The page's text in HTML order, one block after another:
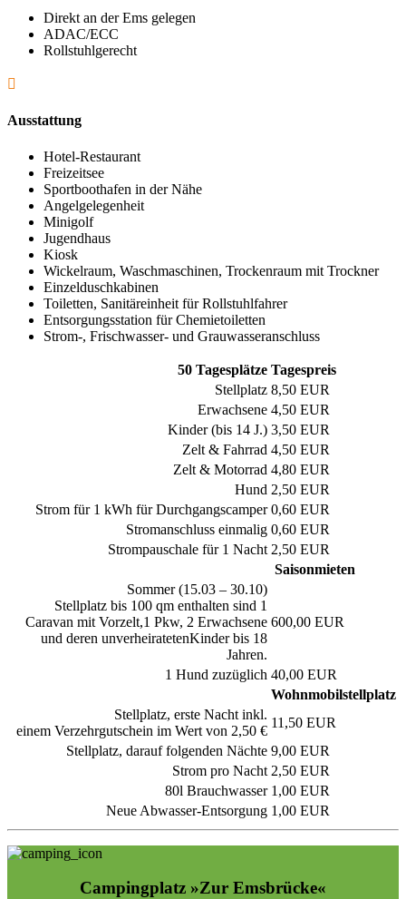
Direkt an der Ems gelegen
ADAC/ECC
Rollstuhlgerecht

Ausstattung
Hotel-Restaurant
Freizeitsee
Sportboothafen in der Nähe
Angelgelegenheit
Minigolf
Jugendhaus
Kiosk
Wickelraum, Waschmaschinen, Trockenraum mit Trockner
Einzelduschkabinen
Toiletten, Sanitäreinheit für Rollstuhlfahrer
Entsorgungsstation für Chemietoiletten
Strom-, Frischwasser- und Grauwasseranschluss
50 Tagesplätze Tagespreis
Stellplatz 8,50 EUR
Erwachsene 4,50 EUR
Kinder (bis 14 J.) 3,50 EUR
Zelt & Fahrrad 4,50 EUR
Zelt & Motorrad 4,80 EUR
Hund 2,50 EUR
Strom für 1 kWh für Durchgangscamper 0,60 EUR
Stromanschluss einmalig 0,60 EUR
Strompauschale für 1 Nacht 2,50 EUR
Saisonmieten
Sommer (15.03 – 30.10)
Stellplatz bis 100 qm enthalten sind 1
Caravan mit Vorzelt,1 Pkw, 2 Erwachsene
und deren unverheiratetenKinder bis 18
Jahren.
600,00 EUR
1 Hund zuzüglich 40,00 EUR
Wohnmobilstellplatz
Stellplatz, erste Nacht inkl.
einem Verzehrgutschein im Wert von 2,50 €
11,50 EUR
Stellplatz, darauf folgenden Nächte 9,00 EUR
Strom pro Nacht 2,50 EUR
80l Brauchwasser 1,00 EUR
Neue Abwasser-Entsorgung 1,00 EUR
Campingplatz »Zur Emsbrücke«